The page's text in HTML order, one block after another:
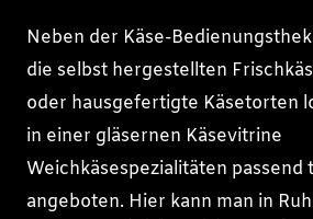
Neben der Käse-
die selbst hergestellten
oder hausgefertigte Käsetorten
in einer gläsernen Käsevitrine
Weichkäsespezialitäten
angeboten. Hier kann man in